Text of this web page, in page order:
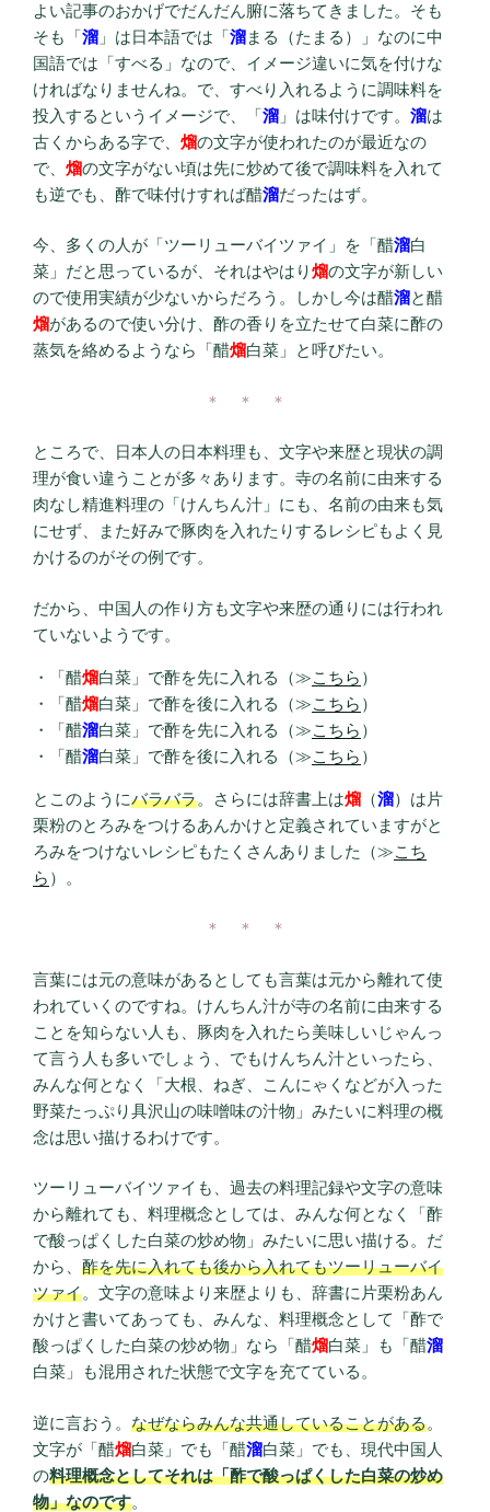
よい記事のおかげでだんだん腑に落ちてきました。そも
そも「溜 」は日本語では「溜まる（たまる）」なのに中
国語では「すべる」なので、イメージ違いに気を付けな
ければなりませんね。で、すべり入れるように調味料を
投入するというイメージで、「溜 」は味付けです。 溜は
古くからある字で、 熘の文字が使われたのが最近なの
で、 熘の文字がない頃は先に炒めて後で調味料を入れて
も逆でも、酢で味付けすれば醋溜だったはず。
今、多くの人が「ツーリューバイツァイ」を「醋溜白
菜」だと思っているが、それはやはり熘の文字が新しい
ので使用実績が少ないからだろう。しかし今は醋溜と醋
熘があるので使い分け、酢の香りを立たせて白菜に酢の
蒸気を絡めるようなら「醋熘白菜」と呼びたい。
＊ ＊ ＊
ところで、日本人の日本料理も、文字や来歴と現状の調
理が食い違うことが多々あります。寺の名前に由来する
肉なし精進料理の「けんちん汁」にも、名前の由来も気
にせず、また好みで豚肉を入れたりするレシピもよく見
かけるのがその例です。
だから、中国人の作り方も文字や来歴の通りには行われ
ていないようです。
「醋熘白菜」で酢を先に入れる（≫こちら ）
「醋熘白菜」で酢を後に入れる（≫こちら ）
「醋溜白菜」で酢を先に入れる（≫こちら ）
「醋溜白菜」で酢を後に入れる（≫こちら ）
とこのようにバラバラ。さらには辞書上は熘 （溜）は片
栗粉のとろみをつけるあんかけと定義されていますがと
ろみをつけないレシピもたくさんありました（≫こち
ら ）。
＊ ＊ ＊
言葉には元の意味があるとしても言葉は元から離れて使
われていくのですね。けんちん汁が寺の名前に由来する
ことを知らない人も、豚肉を入れたら美味しいじゃんっ
て言う人も多いでしょう、でもけんちん汁といったら、
みんな何となく「大根、ねぎ、こんにゃくなどが入った
野菜たっぷり具沢山の味噌味の汁物」みたいに料理の概
念は思い描けるわけです。
ツーリューバイツァイも、過去の料理記録や文字の意味
から離れても、料理概念としては、みんな何となく「酢
で酸っぱくした白菜の炒め物」みたいに思い描ける。だ
から、 酢を先に入れても後から入れてもツーリューバイ
ツァイ。文字の意味より来歴よりも、辞書に片栗粉あん
かけと書いてあっても、みんな、料理概念として「酢で
酸っぱくした白菜の炒め物」なら「醋熘白菜」も「醋溜
白菜」も混用された状態で文字を充てている。
逆に言おう。 なぜならみんな共通していることがある。
文字が「醋熘白菜」でも「醋溜白菜」でも、現代中国人
の料理概念としてそれは「酢で酸っぱくした白菜の炒め
物」なのです。